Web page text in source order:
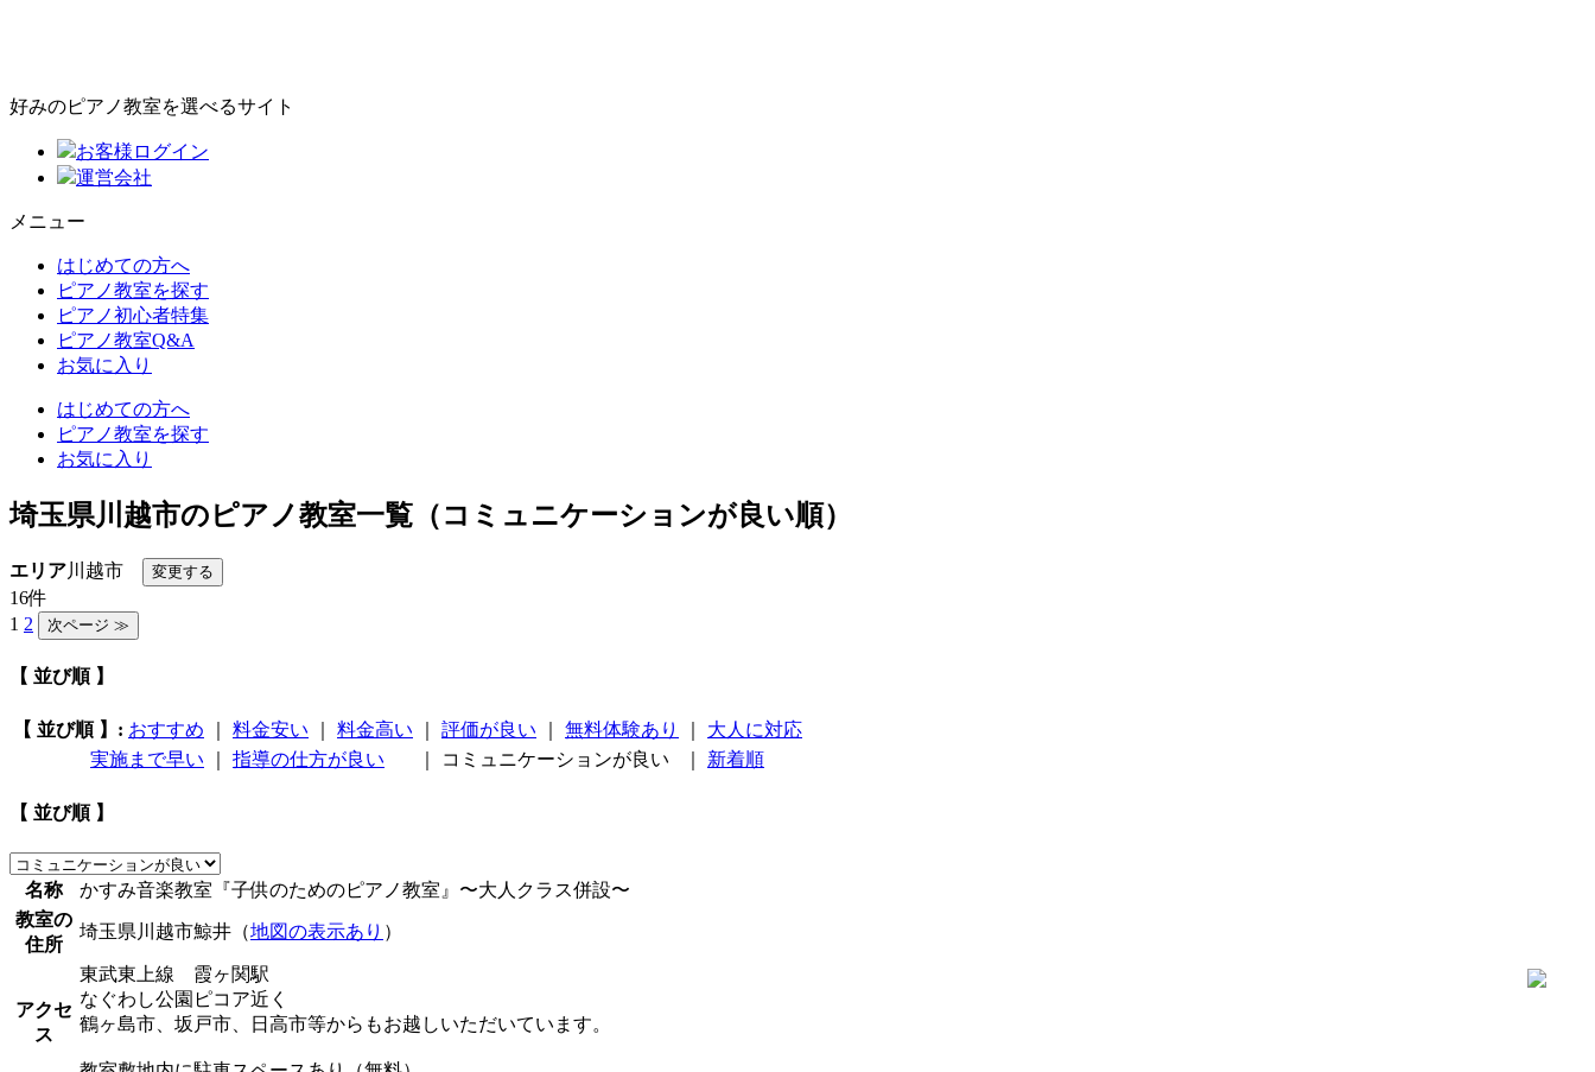
好みのピアノ教室を選べるサイト
お客様ログイン
運営会社
メニュー
はじめての方へ
ピアノ教室を探す
ピアノ初心者特集
ピアノ教室Q&A
お気に入り
はじめての方へ
ピアノ教室を探す
お気に入り
埼玉県川越市のピアノ教室一覧（コミュニケーションが良い順）
エリア川越市
16件
1 2
【 並び順 】
【 並び順 】: おすすめ 料金安い 料金高い 評価が良い 無料体験あり
大人に対応
実施まで早い
指導の仕方が良い コミュニケーションが良い 新着順
【 並び順 】
名称
かすみ音楽教室『子供のためのピアノ教室』〜大人クラス併設〜
教室の
住所
埼玉県川越市鯨井（地図の表示あり ）
アクセ
ス
東武東上線 霞ヶ関駅
なぐわし公園ピコア近く
鶴ヶ島市、坂戸市、日高市等からもお越しいただいています。